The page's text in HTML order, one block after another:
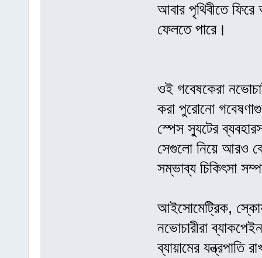
আবার পৃথিবীতে
ফেলতে পারে।
ওই গবেষকেরা
করা পুরোনো
স্পেস স্যুটের
সেগুলো নিয়ে আরও
সম্ভাব্য চিকিৎসা
আইসোমেট্রিক,
নভোচারীরা
ব্যায়ামের যন্ত্রপাতি